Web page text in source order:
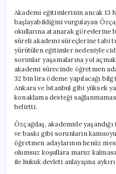
Akademi eğitimlerinin ancak 13
başlayabildiğini vurgulayan
okullarına atanarak görevlerine
süreli akademi süreçlerine tabi
yürütülen eğitimler nedeniyle
sorunlar yaşamalarına yol
akademi sürecinde öğretmen
32 bin lira ödeme yapılacağı
Ankara ve İstanbul gibi yüksek
konaklama desteği
belirtti.
Özçağdaş, akademide
ve baskı gibi sorunların
öğretmen adaylarının henüz
olumsuz koşullara maruz
ile hukuk devleti anlayışına